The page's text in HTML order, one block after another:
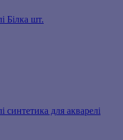
Білка шт.
синтетика для акварелі